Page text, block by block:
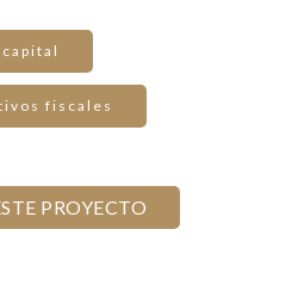
capital
fiscales